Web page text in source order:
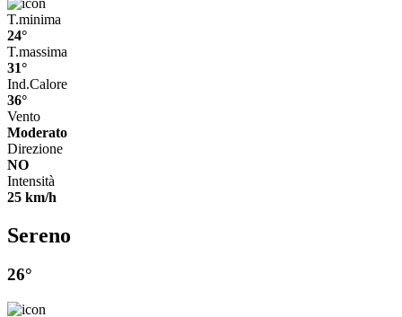
T.minima
24°
T.massima
31°
Ind.Calore
36°
Vento
Moderato
Direzione
NO
Intensità
25 km/h
Sereno
26°